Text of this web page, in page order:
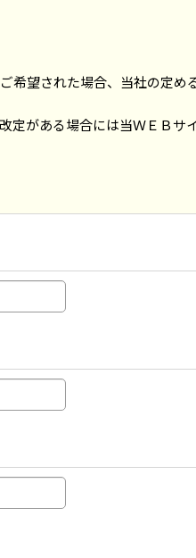
望された場合、当社の定め
がある場合には当ＷＥＢサ